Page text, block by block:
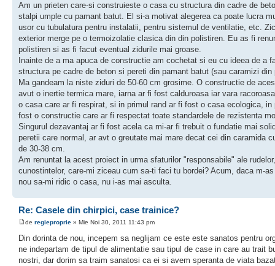
Am un prieten care-si construieste o casa cu structura din cadre de
stalpi umple cu pamant batut. El si-a motivat alegerea ca poate lucra
usor cu tubulatura pentru instalatii, pentru sistemul de ventilatie, etc.
exterior merge pe o termoizolatie clasica din din polistiren. Eu as fi
polistiren si as fi facut eventual zidurile mai groase.
Inainte de a ma apuca de constructie am cochetat si eu cu ideea de a
structura pe cadre de beton si pereti din pamant batut (sau caramizi din
Ma gandeam la niste ziduri de 50-60 cm grosime. O constructie de
avut o inertie termica mare, iarna ar fi fost calduroasa iar vara
o casa care ar fi respirat, si in primul rand ar fi fost o casa ecologica, in
fost o constructie care ar fi respectat toate standardele de rezistenta
Singurul dezavantaj ar fi fost acela ca mi-ar fi trebuit o fundatie mai
peretii care normal, ar avt o greutate mai mare decat cei din caramida
de 30-38 cm.
Am renuntat la acest proiect in urma sfaturilor "responsabile" ale rudelor,
cunostintelor, care-mi ziceau cum sa-ti faci tu bordei? Acum, daca m-
nou sa-mi ridic o casa, nu i-as mai asculta.
Re: Casele din chirpici, case trainice?
de regieproprie » Mie Noi 30, 2011 11:43 pm
Din dorinta de nou, incepem sa neglijam ce este este sanatos pentru
ne indepartam de tipul de alimentatie sau tipul de case in care au trait
nostri, dar dorim sa traim sanatosi ca ei si avem speranta de viata